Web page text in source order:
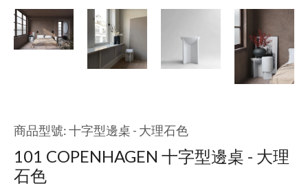
商品型號: 十字型邊桌 - 大理石色
101 COPENHAGEN 十字型邊桌 - 大理
石色